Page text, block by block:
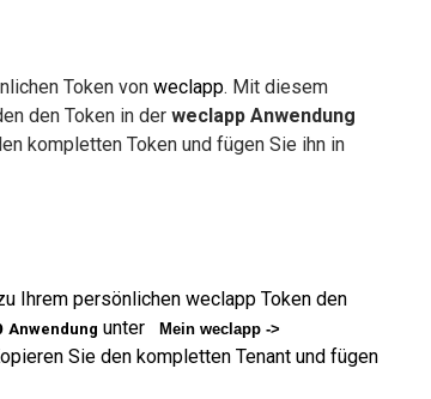
Token vonweclapp. Mit diesem
den Token in der weclapp Anwendung
kompletten Token und fügen Sie ihn in
Ihrem persönlichen weclapp Token den
Anwendung unter
Mein weclapp ->
Sie den kompletten Tenant und fügen